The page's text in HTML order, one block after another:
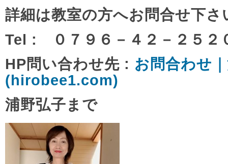
詳細は教室の方へお問合せ下さ
Tel : ０７９６－４２－２５２
HP問い合わせ先 : お問合わせ
(hirobee1.com)
浦野弘子まで